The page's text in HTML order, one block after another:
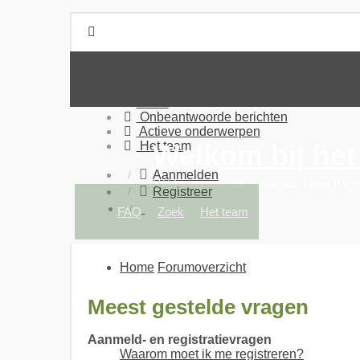
Onbeantwoorde berichten
Actieve onderwerpen
Het team
Aanmelden
Registreer
FAQ Zoek Het team
Welkom bij het
Hét forum over de ziekte van Lyme
Home Forumoverzicht
Meest gestelde vragen
Aanmeld- en registratievragen
Waarom moet ik me registreren?